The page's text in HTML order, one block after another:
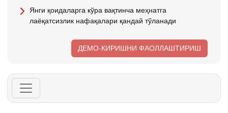
Янги қоидаларга кўра вақтинча меҳнатга
лаёқатсизлик нафақалари қандай тўланади
ДЕМО-КИРИШНИ ФАОЛЛАШТИРИШ